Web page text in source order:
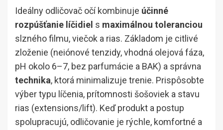
Ideálny odličovač očí kombinuje účinné
rozpúšťanie líčidiel s maximálnou toleranciou
slzného filmu, viečok a rias. Základom je citlivé
zloženie (neiónové tenzidy, vhodná olejová fáza,
pH okolo 6–7, bez parfumácie a BAK) a správna
technika, ktorá minimalizuje trenie. Prispôsobte
výber typu líčenia, prítomnosti šošoviek a stavu
rias (extensions/lift). Keď produkt a postup
spolupracujú, odličovanie je rýchle, komfortné a